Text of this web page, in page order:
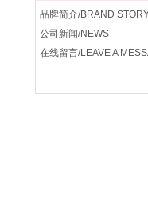
品牌简介/BRAND
公司新闻/NEWS
在线留言/LEAVE A